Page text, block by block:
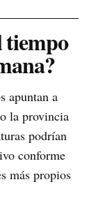
tiempo
apuntan a
la provincia
podrían
conforme
más propios